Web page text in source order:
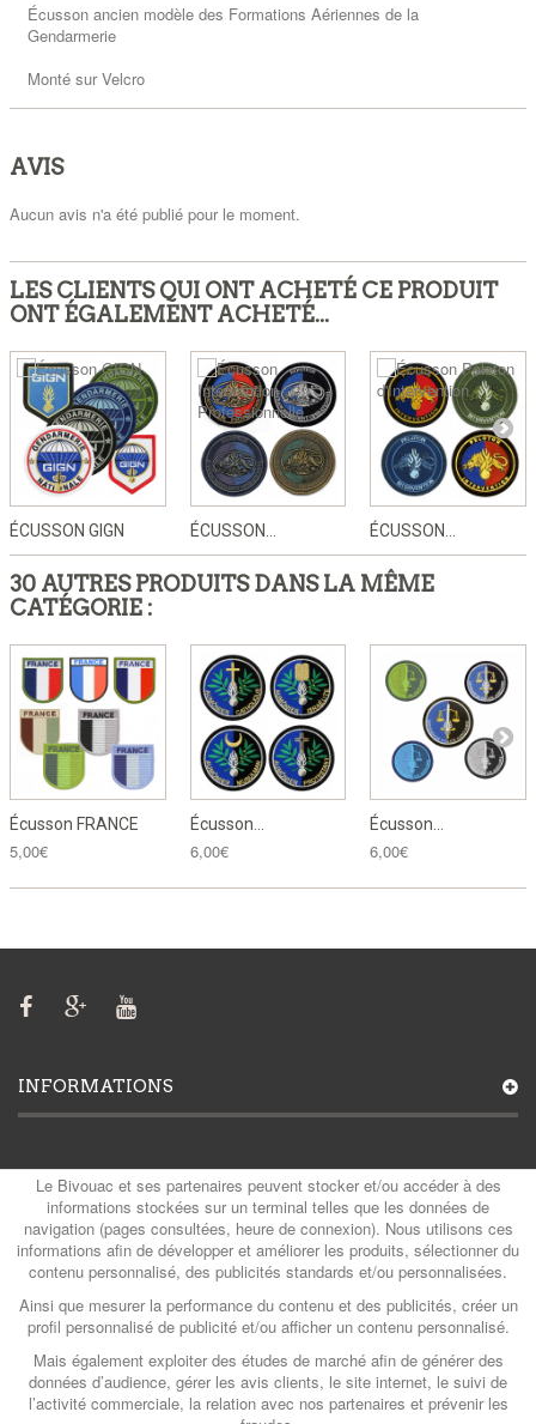
Écusson ancien modèle des Formations Aériennes de la
Gendarmerie
Monté sur Velcro
AVIS
Aucun avis n'a été publié pour le moment.
LES CLIENTS QUI ONT ACHETÉ CE PRODUIT
ONT ÉGALEMENT ACHETÉ...
ÉCUSSON GIGN ÉCUSSON... ÉCUSSON...
30 AUTRES PRODUITS DANS LA MÊME
CATÉGORIE :
Écusson FRANCE
5,00€
Écusson...
6,00€
Écusson...
6,00€
INFORMATIONS
MON COMPTE
CATÉGORIES
CONTACTS
Le Bivouac et ses partenaires peuvent stocker et/ou accéder à des
informations stockées sur un terminal telles que les données de
navigation (pages consultées, heure de connexion). Nous utilisons ces
informations afin de développer et améliorer les produits, sélectionner du
contenu personnalisé, des publicités standards et/ou personnalisées.
Ainsi que mesurer la performance du contenu et des publicités, créer un
profil personnalisé de publicité et/ou afficher un contenu personnalisé.
Mais également exploiter des études de marché afin de générer des
données d’audience, gérer les avis clients, le site internet, le suivi de
l’activité commerciale, la relation avec nos partenaires et prévenir les